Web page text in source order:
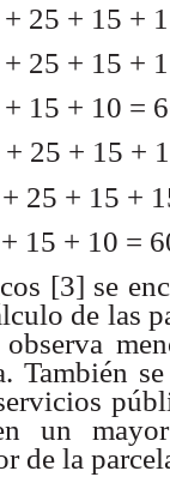
25 + 15 +
25 + 15 +
15 + 10 =
25 + 15 +
25 + 15 +
15 + 10 =
[3] se
de las
También
un
de la